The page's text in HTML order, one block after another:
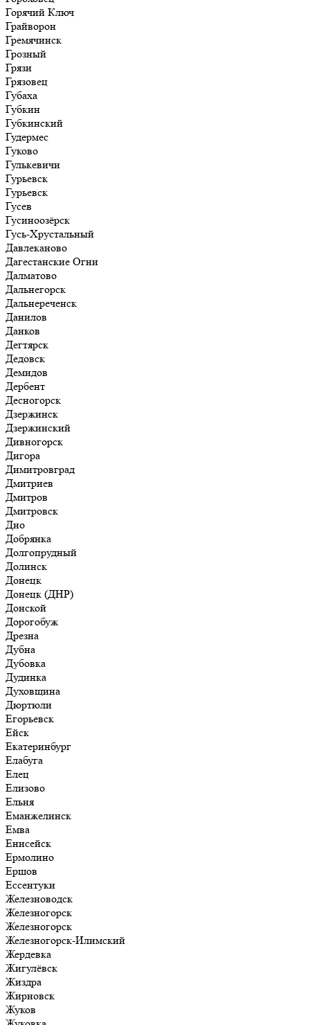
Горячий Ключ
Грайворон
Гремячинск
Грозный
Грязи
Грязовец
Губаха
Губкин
Губкинский
Гудермес
Гуково
Гулькевичи
Гурьевск
Гурьевск
Гусев
Гусиноозёрск
Гусь-Хрустальный
Давлеканово
Дагестанские Огни
Далматово
Дальнегорск
Дальнереченск
Данилов
Данков
Дегтярск
Дедовск
Демидов
Дербент
Десногорск
Дзержинск
Дзержинский
Дивногорск
Дигора
Димитровград
Дмитриев
Дмитров
Дмитровск
Дно
Добрянка
Долгопрудный
Долинск
Донецк
Донецк (ДНР)
Донской
Дорогобуж
Дрезна
Дубна
Дубовка
Дудинка
Духовщина
Дюртюли
Егорьевск
Ейск
Екатеринбург
Елабуга
Елец
Елизово
Ельня
Еманжелинск
Емва
Енисейск
Ермолино
Ершов
Ессентуки
Железноводск
Железногорск
Железногорск
Железногорск-Илимский
Жердевка
Жигулёвск
Жиздра
Жирновск
Жуков